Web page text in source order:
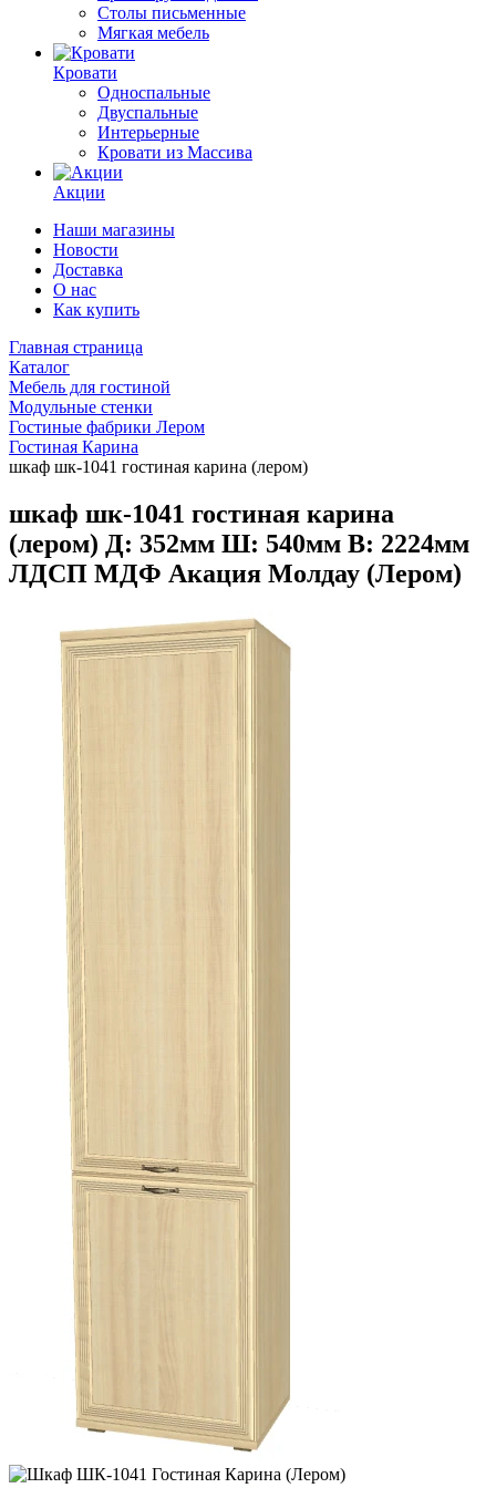
Столы письменные
Мягкая мебель
Кровати
Односпальные
Двуспальные
Интерьерные
Кровати из Массива
Акции
Наши магазины
Новости
Доставка
О нас
Как купить
Главная страница
Каталог
Мебель для гостиной
Модульные стенки
Гостиные фабрики Лером
Гостиная Карина
шкаф шк-1041 гостиная карина (лером)
шкаф шк-1041 гостиная карина
(лером) Д: 352мм Ш: 540мм В: 2224мм
ЛДСП МДФ Акация Молдау (Лером)